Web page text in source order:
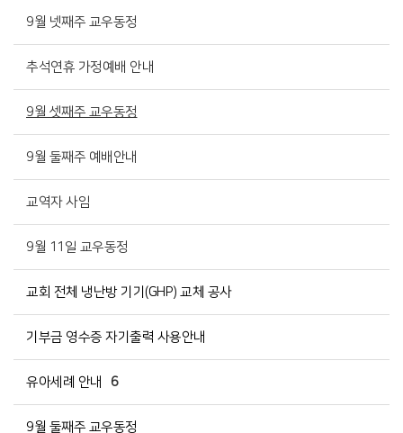
9월 넷째주 교우동정
추석연휴 가정예배 안내
9월 셋째주 교우동정
9월 둘째주 예배안내
교역자 사임
9월 11일 교우동정
교회 전체 냉난방 기기(GHP) 교체 공사
기부금 영수증 자기출력 사용안내
유아세례 안내 6
9월 둘째주 교우동정